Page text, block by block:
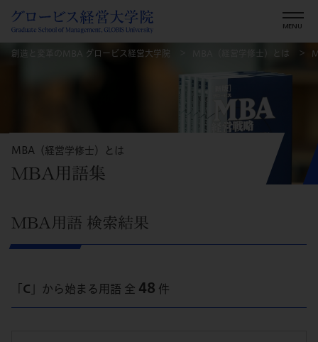
創造と変革のMBA グロービス経営大学院 MBA（経営学修士）とは
MBA（経営学修士）とは
MBA用語集
MBA用語 検索結果
C 」から始まる用語 全 48 件